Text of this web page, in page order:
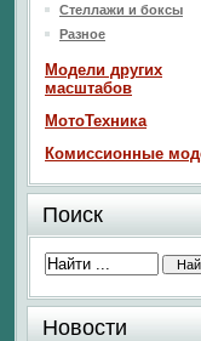
Стеллажи и боксы
Разное
Модели других
масштабов
МотоТехника
Комиссионные
Поиск
Новости